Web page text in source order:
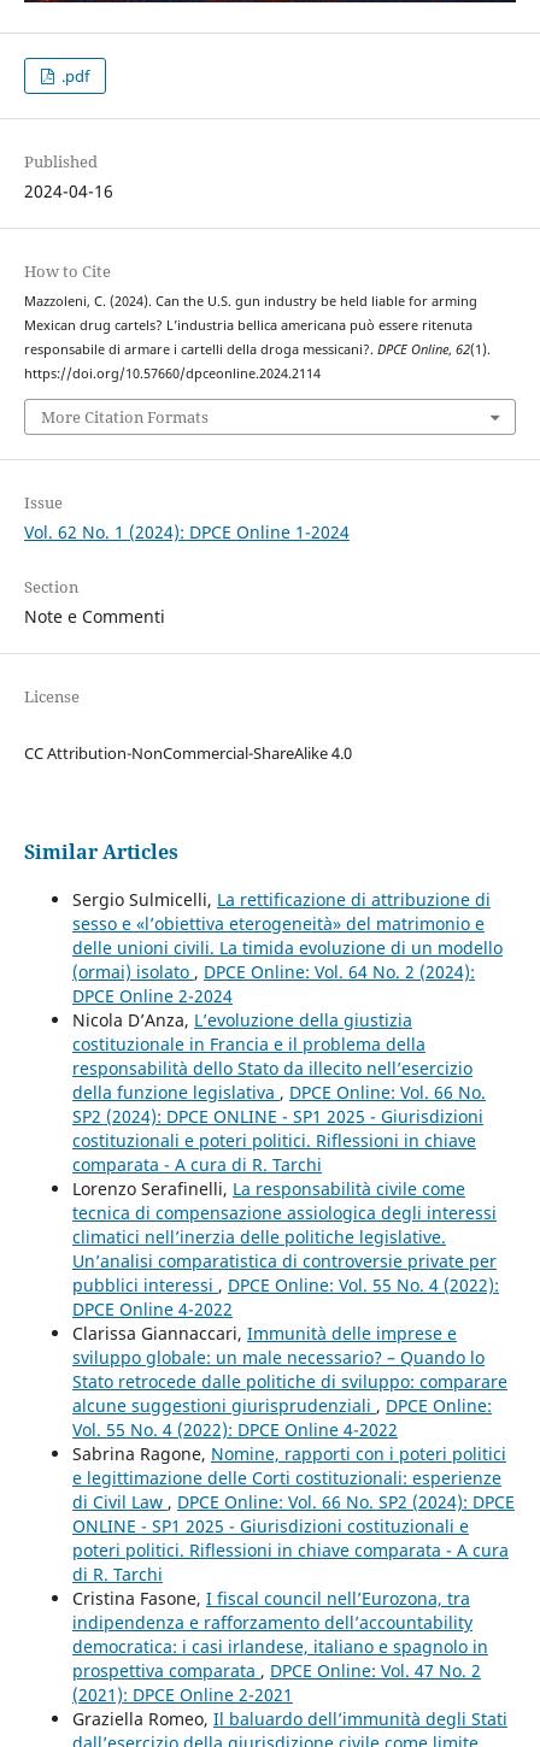
.pdf
Published
2024-04-16
How to Cite
Mazzoleni, C. (2024). Can the U.S. gun industry be held liable for arming
Mexican drug cartels? L’industria bellica americana può essere ritenuta
responsabile di armare i cartelli della droga messicani?. DPCE Online, 62(1).
https://doi.org/10.57660/dpceonline.2024.2114
More Citation Formats
Issue
Vol. 62 No. 1 (2024): DPCE Online 1-2024
Section
Note e Commenti
License
CC Attribution-NonCommercial-ShareAlike 4.0
Similar Articles
Sergio Sulmicelli, La rettificazione di attribuzione di
sesso e «l’obiettiva eterogeneità» del matrimonio e
delle unioni civili. La timida evoluzione di un modello
(ormai) isolato , DPCE Online: Vol. 64 No. 2 (2024):
DPCE Online 2-2024
Nicola D’Anza, L’evoluzione della giustizia
costituzionale in Francia e il problema della
responsabilità dello Stato da illecito nell’esercizio
della funzione legislativa , DPCE Online: Vol. 66 No.
SP2 (2024): DPCE ONLINE - SP1 2025 - Giurisdizioni
costituzionali e poteri politici. Riflessioni in chiave
comparata - A cura di R. Tarchi
Lorenzo Serafinelli, La responsabilità civile come
tecnica di compensazione assiologica degli interessi
climatici nell’inerzia delle politiche legislative.
Un’analisi comparatistica di controversie private per
pubblici interessi , DPCE Online: Vol. 55 No. 4 (2022):
DPCE Online 4-2022
Clarissa Giannaccari, Immunità delle imprese e
sviluppo globale: un male necessario? – Quando lo
Stato retrocede dalle politiche di sviluppo: comparare
alcune suggestioni giurisprudenziali , DPCE Online:
Vol. 55 No. 4 (2022): DPCE Online 4-2022
Sabrina Ragone, Nomine, rapporti con i poteri politici
e legittimazione delle Corti costituzionali: esperienze
di Civil Law , DPCE Online: Vol. 66 No. SP2 (2024): DPCE
ONLINE - SP1 2025 - Giurisdizioni costituzionali e
poteri politici. Riflessioni in chiave comparata - A cura
di R. Tarchi
Cristina Fasone, I fiscal council nell’Eurozona, tra
indipendenza e rafforzamento dell’accountability
democratica: i casi irlandese, italiano e spagnolo in
prospettiva comparata , DPCE Online: Vol. 47 No. 2
(2021): DPCE Online 2-2021
Graziella Romeo, Il baluardo dell’immunità degli Stati